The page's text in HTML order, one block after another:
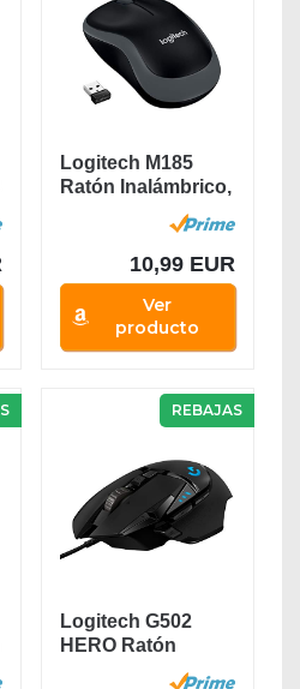
Logitech M185
Ratón Inalámbrico,
10,99 EUR
Ver
producto
REBAJAS
Logitech G502
HERO Ratón
Gaming con Cable